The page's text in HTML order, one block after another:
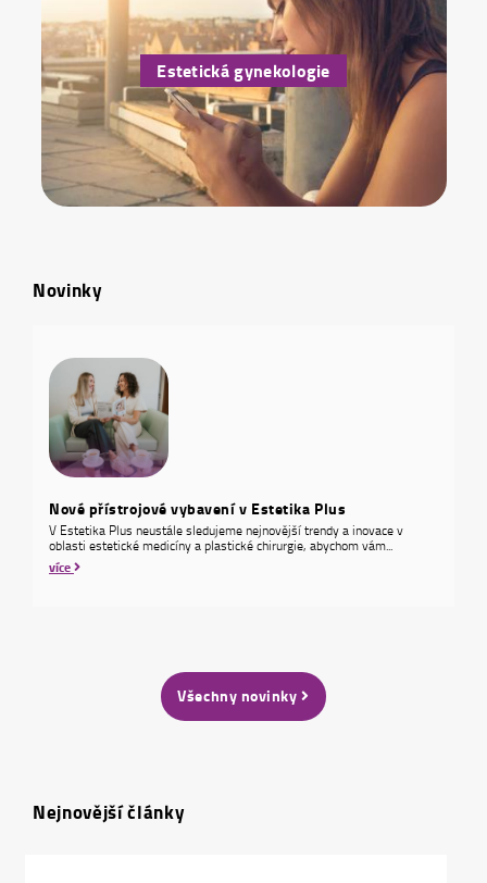
Estetická gynekologie
Novinky
Nové přístrojové vybavení v Estetika Plus
V Estetika Plus neustále sledujeme nejnovější trendy a inovace v
oblasti estetické medicíny a plastické chirurgie, abychom vám...
více
Všechny novinky
Nejnovější články